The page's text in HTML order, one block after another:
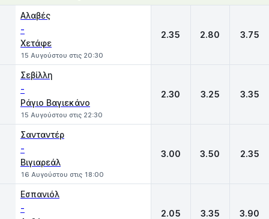
Αλαβές
-
Χετάφε
15 Αυγούστου στις 20:30
2.35 2.80 3.75
Σεβίλλη
-
Ράγιο Βαγιεκάνο
15 Αυγούστου στις 22:30
2.30 3.25 3.35
Σανταντέρ
-
Βιγιαρεάλ
16 Αυγούστου στις 18:00
3.00 3.50 2.35
Εσπανιόλ
- 2.05 3.35 3.90